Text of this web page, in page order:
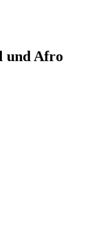
und Afro